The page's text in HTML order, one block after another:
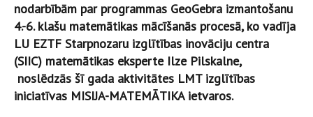
nodarbībām par programmas GeoGebra izmantošanu
4.-6. klašu matemātikas mācīšanās procesā, ko vadīja
LU EZTF Starpnozaru izglītības inovāciju centra
(SIIC) matemātikas eksperte Ilze Pilskalne,
noslēdzās šī gada aktivitātes LMT izglītības
iniciatīvas MISIJA-MATEMĀTIKA ietvaros.